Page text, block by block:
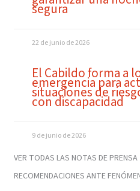
segura
22 de junio de 2026
El Cabildo forma a
emergencia para
situaciones de
con discapacidad
9 de junio de 2026
VER TODAS LAS NOTAS DE PRENSA
RECOMENDACIONES ANTE